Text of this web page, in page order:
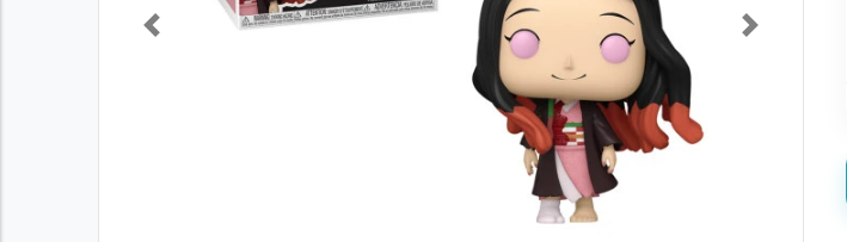
Previous Next